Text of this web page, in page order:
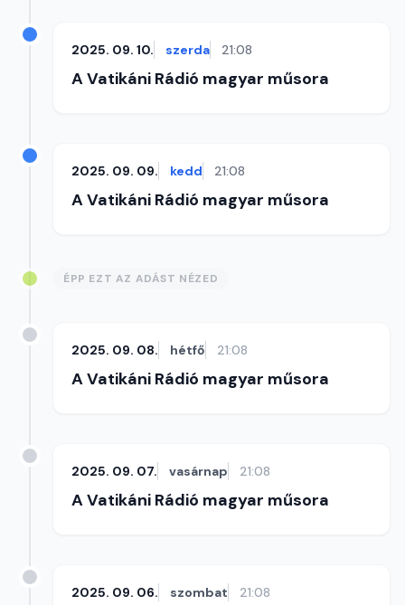
2025. 09. 10. szerda 21:08
A Vatikáni Rádió magyar műsora
2025. 09. 09. kedd 21:08
A Vatikáni Rádió magyar műsora
ÉPP EZT AZ ADÁST NÉZED
2025. 09. 08. hétfő 21:08
A Vatikáni Rádió magyar műsora
2025. 09. 07. vasárnap 21:08
A Vatikáni Rádió magyar műsora
2025. 09. 06. szombat 21:08